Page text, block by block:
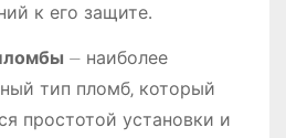
к его защите․
⏤ наиболее
тип пломб‚ который
простотой установки и